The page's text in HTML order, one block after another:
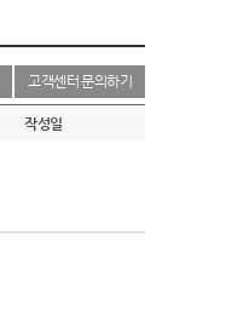
고객센터 문의하기
작성일